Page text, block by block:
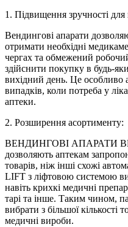
1. Підвищення зручності для
Вендингові апарати
отримати необхідні
чергах та обмежений
здійснити покупку в будь-
вихідний день. Це особливо
випадків, коли потреба у
аптеки.
2. Розширення асортименту:
ВЕНДИНГОВІ АПАРАТИ
дозволяють аптекам
товарів, ніж інші схожі
LIFT з ліфтовою системою
навіть крихкі медичні
тарі та інше. Таким чином,
вибрати з більшої кількості
медичні вироби.